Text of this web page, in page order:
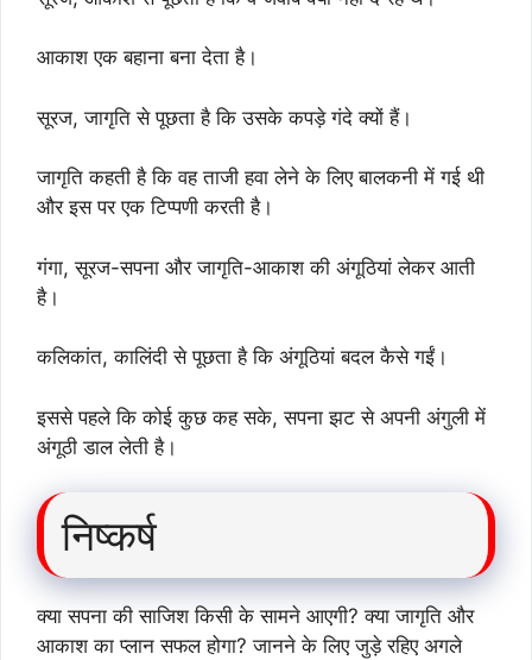
आकाश एक बहाना बना देता है।
सूरज, जागृति से पूछता है कि उसके कपड़े गंदे क्यों हैं।
जागृति कहती है कि वह ताजी हवा लेने के लिए बालकनी में गई थी
और इस पर एक टिप्पणी करती है।
गंगा, सूरज-सपना और जागृति-आकाश की अंगूठियां लेकर आती
है।
कलिकांत, कालिंदी से पूछता है कि अंगूठियां बदल कैसे गईं।
इससे पहले कि कोई कुछ कह सके, सपना झट से अपनी अंगुली में
अंगूठी डाल लेती है।
निष्कर्ष
क्या सपना की साजिश किसी के सामने आएगी? क्या जागृति और
आकाश का प्लान सफल होगा? जानने के लिए जुड़े रहिए अगले